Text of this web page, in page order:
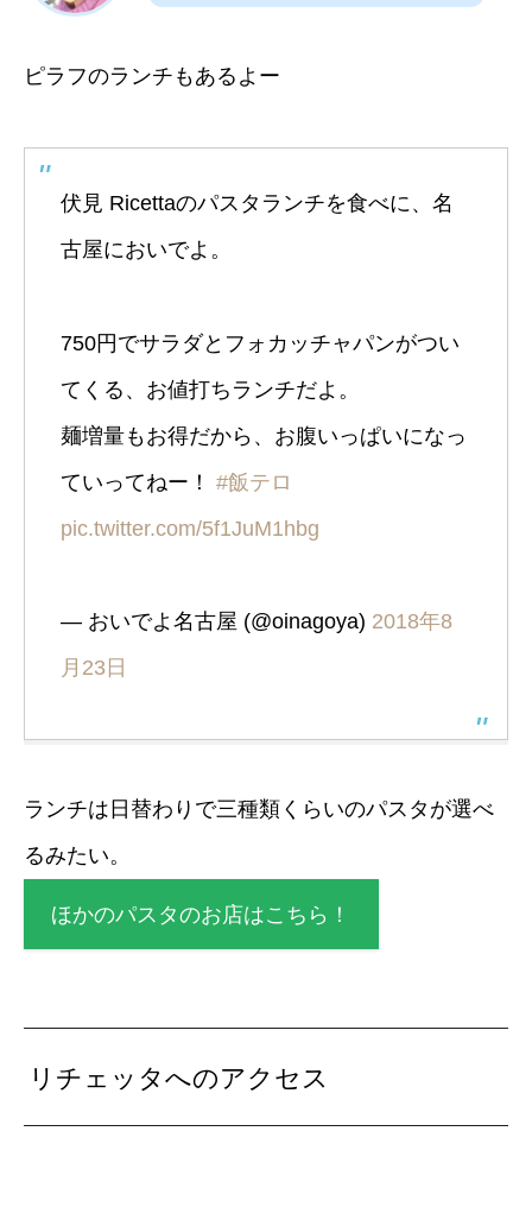
ピラフのランチもあるよー
伏見 Ricettaのパスタランチを食べに、名
古屋においでよ。
750円でサラダとフォカッチャパンがつい
てくる、お値打ちランチだよ。
麺増量もお得だから、お腹いっぱいになっ
ていってねー！ #飯テロ
pic.twitter.com/5f1JuM1hbg
— おいでよ名古屋 (@oinagoya) 2018年8
月23日
ランチは日替わりで三種類くらいのパスタが選べ
るみたい。
ほかのパスタのお店はこちら！
リチェッタへのアクセス